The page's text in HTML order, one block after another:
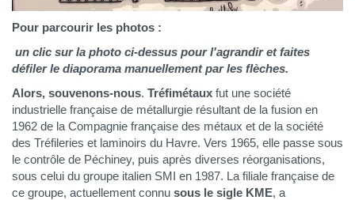
Pour parcourir les photos :
un clic sur la photo ci-dessus pour l'agrandir et faites
défiler le diaporama manuellement par les flèches.
Alors, souvenons-nous. Tréfimétaux fut une société
industrielle française de métallurgie résultant de la fusion en
1962 de la Compagnie française des métaux et de la société
des Tréfileries et laminoirs du Havre. Vers 1965, elle passe sous
le contrôle de Péchiney, puis après diverses réorganisations,
sous celui du groupe italien SMI en 1987. La filiale française de
ce groupe, actuellement connu sous le sigle KME, a